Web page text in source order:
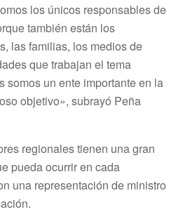
los únicos responsables de
también están los
las familias, los medios de
que trabajan el tema
somos un ente importante en la
objetivo», subrayó Peña
regionales tienen una gran
pueda ocurrir en cada
una representación de ministro